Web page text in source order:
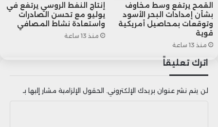
القمح يرتفع وسط مخاوف
بشأن إمدادات البحر الأسود
وتوقعات بمحاصيل أمريكية
قوية
منذ 13 ساعة
إنتاج النفط الروسي يرتفع في
يوليو مع تحسن الصادرات
واستعادة نشاط المصافي
منذ 13 ساعة
اترك تعليقاً
لن يتم نشر عنوان بريدك الإلكتروني. الحقول الإلزامية مشار إليها بـ